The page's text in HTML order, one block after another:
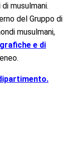
musulmani.
del Gruppo di
musulmani,
e di